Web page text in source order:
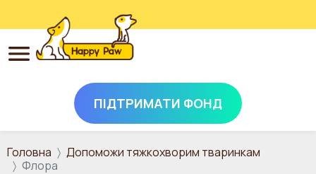
Перейти до основного вмісту
ПІДТРИМАТИ ФОНД
Головна
Допоможи тяжкохворим тваринкам
Флора